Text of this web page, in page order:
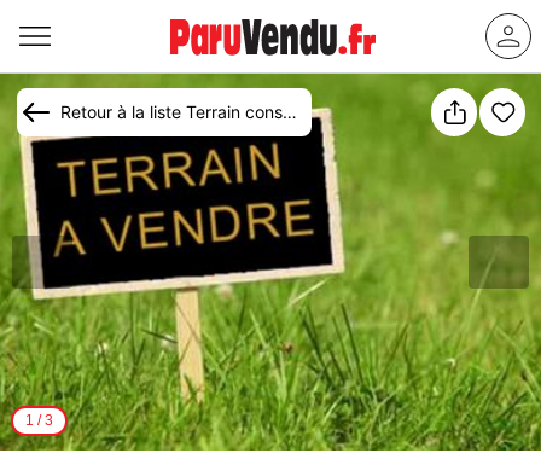
Retour à la liste Terrain constructible à vendre Druye
1 /3